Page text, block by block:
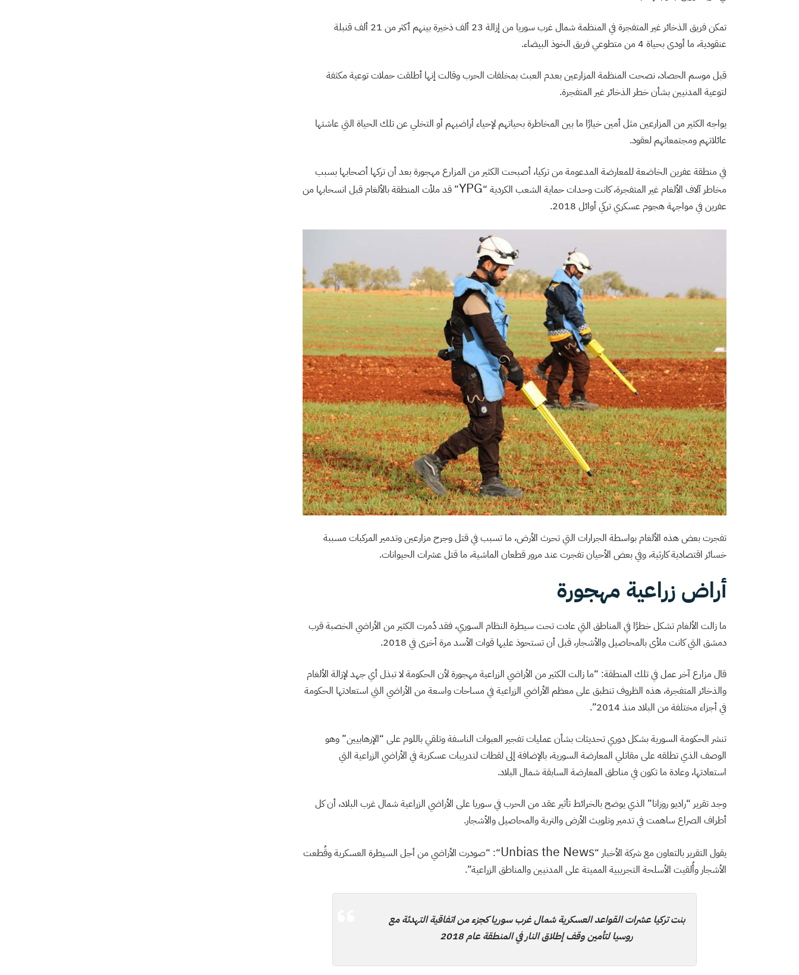
تمكن فريق الذخائر غير المتفجرة في المنظمة شمال غرب سوريا من إزالة 23 ألف ذخيرة بينهم أكثر من 21 ألف قنبلة
عنقودية، ما أودى بحياة 4 من متطوعي فريق الخوذ البيضاء.
قبل موسم الحصاد، نصحت المنظمة المزارعين بعدم العبث بمخلفات الحرب وقالت إنها أطلقت حملات توعية مكثفة
لتوعية المدنيين بشأن خطر الذخائر غير المتفجرة.
يواجه الكثير من المزارعين مثل أمين خيارًا ما بين المخاطرة بحياتهم لإحياء أراضيهم أو التخلي عن تلك الحياة التي عاشتها
عائلاتهم ومجتمعاتهم لعقود.
في منطقة عفرين الخاضعة للمعارضة المدعومة من تركيا، أصبحت الكثير من المزارع مهجورة بعد أن تركها أصحابها بسبب
مخاطر آلاف الألغام غير المتفجرة، كانت وحدات حماية الشعب الكردية “YPG” قد ملأت المنطقة بالألغام قبل انسحابها من
عفرين في مواجهة هجوم عسكري تركي أوائل 2018.
تفجرت بعض هذه الألغام بواسطة الجرارات التي تحرث الأرض، ما تسبب في قتل وجرح مزارعين وتدمير المركبات مسببة
خسائر اقتصادية كارثية، وفي بعض الأحيان تفجرت عند مرور قطعان الماشية، ما قتل عشرات الحيوانات.
أراض زراعية مهجورة
ما زالت الألغام تشكل خطرًا في المناطق التي عادت تحت سيطرة النظام السوري، فقد دُمرت الكثير من الأراضي الخصبة قرب
دمشق التي كانت ملأى بالمحاصيل والأشجار، قبل أن تستحوذ عليها قوات الأسد مرة أخرى في 2018.
قال مزارع آخر عمل في تلك المنطقة: “ما زالت الكثير من الأراضي الزراعية مهجورة لأن الحكومة لا تبذل أي جهد لإزالة الألغام
والذخائر المتفجرة، هذه الظروف تنطبق على معظم الأراضي الزراعية في مساحات واسعة من الأراضي التي استعادتها الحكومة
في أجزاء مختلفة من البلاد منذ 2014”.
تنشر الحكومة السورية بشكل دوري تحديثات بشأن عمليات تفجير العبوات الناسفة وتلقي باللوم على “الإرهابيين” وهو
الوصف الذي تطلقه على مقاتلي المعارضة السورية، بالإضافة إلى لقطات لتدريبات عسكرية في الأراضي الزراعية التي
استعادتها، وعادة ما تكون في مناطق المعارضة السابقة شمال البلاد.
وجد تقرير “راديو روزانا” الذي يوضح بالخرائط تأثير عقد من الحرب في سوريا على الأراضي الزراعية شمال غرب البلاد، أن كل
أطراف الصراع ساهمت في تدمير وتلويث الأرض والتربة والمحاصيل والأشجار.
يقول التقرير بالتعاون مع شركة الأخبار “Unbias the News“: “صودرت الأراضي من أجل السيطرة العسكرية وقُطعت
الأشجار وأُلقيت الأسلحة التجريبية المميتة على المدنيين والمناطق الزراعية”.
بنت تركيا عشرات القواعد العسكرية شمال غرب سوريا كجزء من اتفاقية التهدئة مع
روسيا لتأمين وقف إطلاق النار في المنطقة عام 2018